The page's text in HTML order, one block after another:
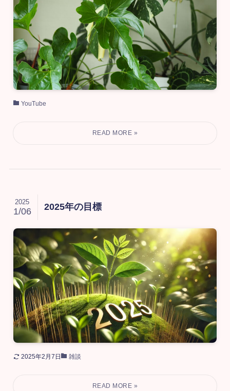
YouTube
2025年の目標
2025
1/06
2025年2月7日 雑談